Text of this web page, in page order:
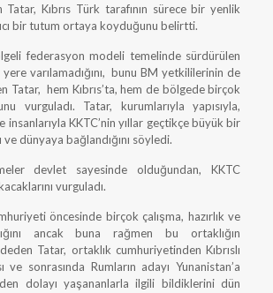
Kıbrıs Türk tarafının sürece bir yenlik
bir tutum ortaya koyduğunu belirtti.
federasyon modeli temelinde sürdürülen
varılamadığını, bunu BM yetkililerinin de
Tatar, hem Kıbrıs’ta, hem de bölgede birçok
vurguladı. Tatar, kurumlarıyla yapısıyla,
insanlarıyla KKTC’nin yıllar geçtikçe büyük bir
ve dünyaya bağlandığını söyledi.
devlet sayesinde olduğundan, KKTC
vurguladı.
öncesinde birçok çalışma, hazırlık ve
ancak buna rağmen bu ortaklığın
Tatar, ortaklık cumhuriyetinden Kıbrıslı
ve sonrasında Rumların adayı Yunanistan’a
dolayı yaşananlarla ilgili bildiklerini dün